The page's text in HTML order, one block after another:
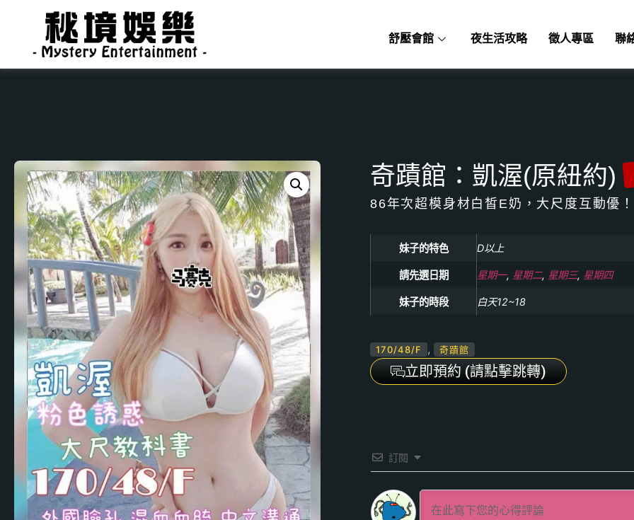
舒壓會館 夜生活攻略 徵人專區 聯
奇蹟館：凱渥(原紐約)
86年次超模身材白皙E奶，大尺度互動優！
妹子的特色 D以上
請先選日期 星期一, 星期二, 星期三, 星期四
妹子的時段 白天12~18
170/48/F , 奇蹟館
立即預約 (請點擊跳轉)
訂閱